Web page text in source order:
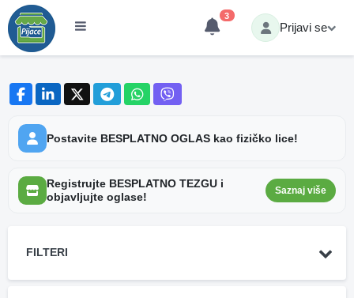
3
Prijavi se
Postavite BESPLATNO OGLAS kao fizičko lice!
Registrujte BESPLATNO TEZGU i
objavljujte oglase!
Saznaj više
FILTERI